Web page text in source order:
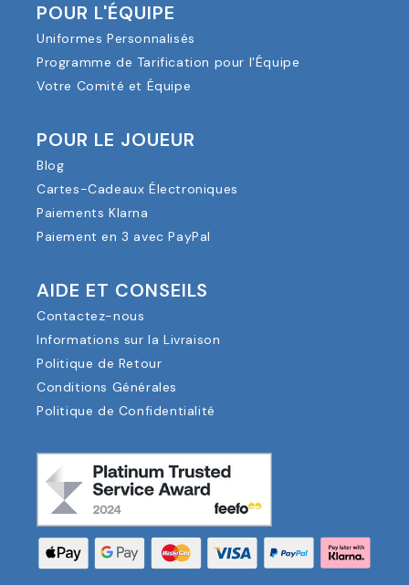
POUR L'ÉQUIPE
Uniformes Personnalisés
Programme de Tarification pour l'Équipe
Votre Comité et Équipe
POUR LE JOUEUR
Blog
Cartes-Cadeaux Électroniques
Paiements Klarna
Paiement en 3 avec PayPal
AIDE ET CONSEILS
Contactez-nous
Informations sur la Livraison
Politique de Retour
Conditions Générales
Politique de Confidentialité